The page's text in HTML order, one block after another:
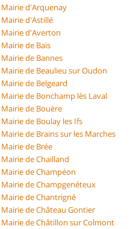
Mairie d'Arquenay
Mairie d'Astillé
Mairie d'Averton
Mairie de Bais
Mairie de Bannes
Mairie de Beaulieu sur Oudon
Mairie de Belgeard
Mairie de Bonchamp lès Laval
Mairie de Bouère
Mairie de Boulay les Ifs
Mairie de Brains sur les Marches
Mairie de Brée
Mairie de Chailland
Mairie de Champéon
Mairie de Champgenéteux
Mairie de Chantrigné
Mairie de Château Gontier
Mairie de Châtillon sur Colmont